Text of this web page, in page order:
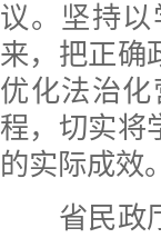
议。坚持
来，把正确
优化法治
程，切实将
的实际成效。
省民政厅